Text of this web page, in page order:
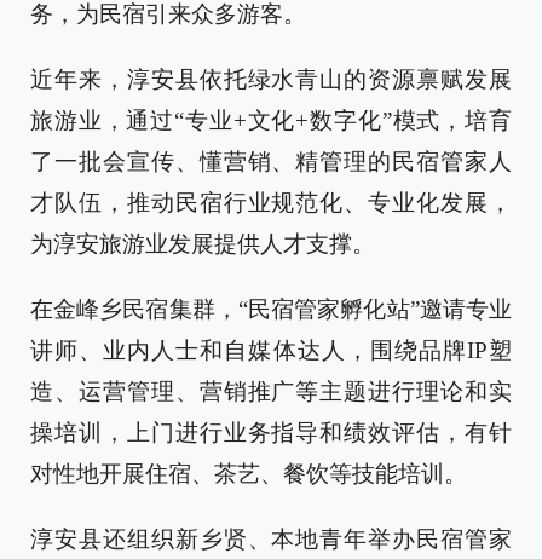
务，为民宿引来众多游客。
近年来，淳安县依托绿水青山的资源禀赋发展
旅游业，通过“专业+文化+数字化”模式，培育
了一批会宣传、懂营销、精管理的民宿管家人
才队伍，推动民宿行业规范化、专业化发展，
为淳安旅游业发展提供人才支撑。
在金峰乡民宿集群，“民宿管家孵化站”邀请专业
讲师、业内人士和自媒体达人，围绕品牌IP塑
造、运营管理、营销推广等主题进行理论和实
操培训，上门进行业务指导和绩效评估，有针
对性地开展住宿、茶艺、餐饮等技能培训。
淳安县还组织新乡贤、本地青年举办民宿管家